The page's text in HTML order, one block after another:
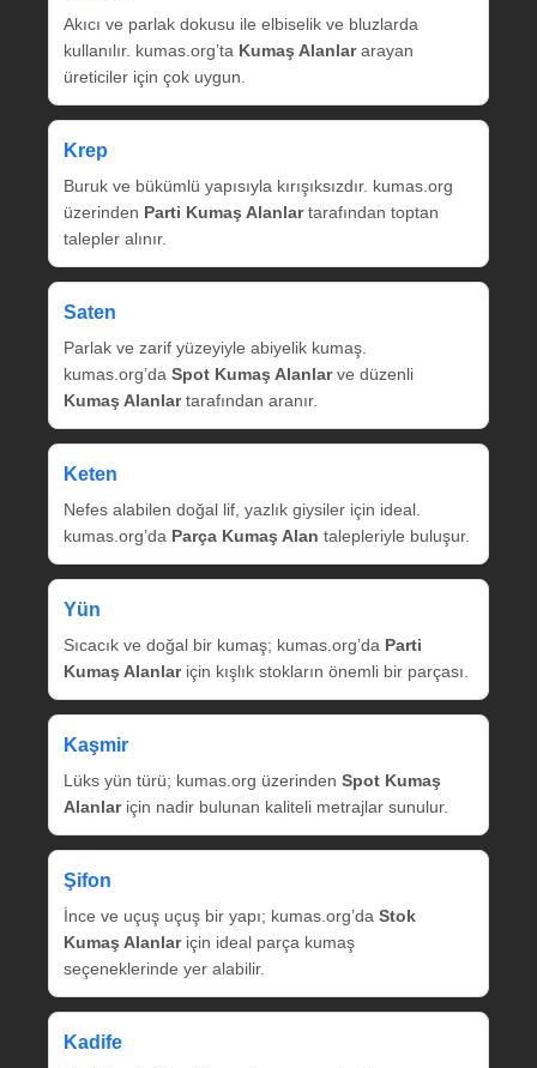
Akıcı ve parlak dokusu ile elbiselik ve bluzlarda
kullanılır. kumas.org’ta Kumaş Alanlararayan
üreticiler için çok uygun.
Krep
Buruk ve bükümlü yapısıyla kırışıksızdır. kumas.org
üzerinden Parti Kumaş Alanlartarafından toptan
talepler alınır.
Saten
Parlak ve zarif yüzeyiyle abiyelik kumaş.
kumas.org’da Spot Kumaş Alanlarve düzenli
Kumaş Alanlartarafından aranır.
Keten
Nefes alabilen doğal lif, yazlık giysiler için ideal.
kumas.org’da Parça Kumaş Alan talepleriyle buluşur.
Yün
Sıcacık ve doğal bir kumaş; kumas.org’da Parti
Kumaş Alanlariçin kışlık stokların önemli bir parçası.
Kaşmir
Lüks yün türü; kumas.org üzerinden Spot Kumaş
Alanlariçin nadir bulunan kaliteli metrajlar sunulur.
Şifon
İnce ve uçuş uçuş bir yapı; kumas.org’da Stok
Kumaş Alanlariçin ideal parça kumaş
seçeneklerinde yer alabilir.
Kadife